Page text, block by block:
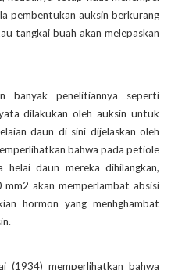
pembentukan auksin berkurang
tangkai buah akan melepaskan
banyak penelitiannya seperti
dilakukan oleh auksin untuk
daun di sini dijelaskan oleh
bahwa pada petiole
helai daun mereka dihilangkan,
mm2 akan memperlambat absisi
hormon yang menhghambat
(1934) memperlihatkan bahwa